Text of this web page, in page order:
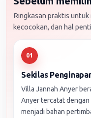
Ringkasan praktis
kecocokan, dan hal
01
Sekilas
Villa Jannah Anyer
Anyer tercatat dengan
menjadi bahan